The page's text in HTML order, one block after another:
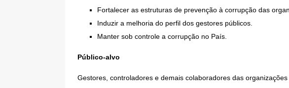
Fortalecer as estruturas de prevenção à corrupção das
Induzir a melhoria do perfil dos gestores públicos.
Manter sob controle a corrupção no País.
Público-alvo
Gestores, controladores e demais colaboradores das